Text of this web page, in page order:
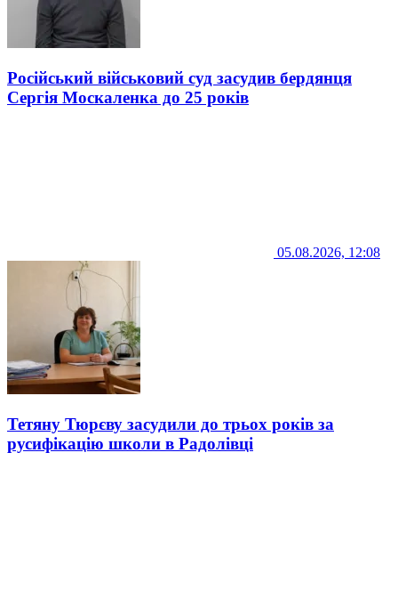
Російський військовий суд засудив бердянця
Сергія Москаленка до 25 років
05.08.2026, 12:08
Тетяну Тюрєву засудили до трьох років за
русифікацію школи в Радолівці